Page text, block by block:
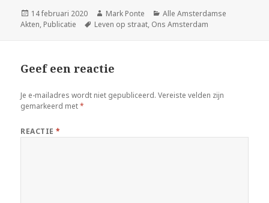
Geplaatst
op
14 februari 2020 Auteur
Mark Ponte Categorieën
Alle Amsterdamse
Akten, Publicatie Tags
Leven op straat, Ons Amsterdam
Geef een reactie
Je e-mailadres wordt niet gepubliceerd. Vereiste velden zijn
gemarkeerd met*
REACTIE*